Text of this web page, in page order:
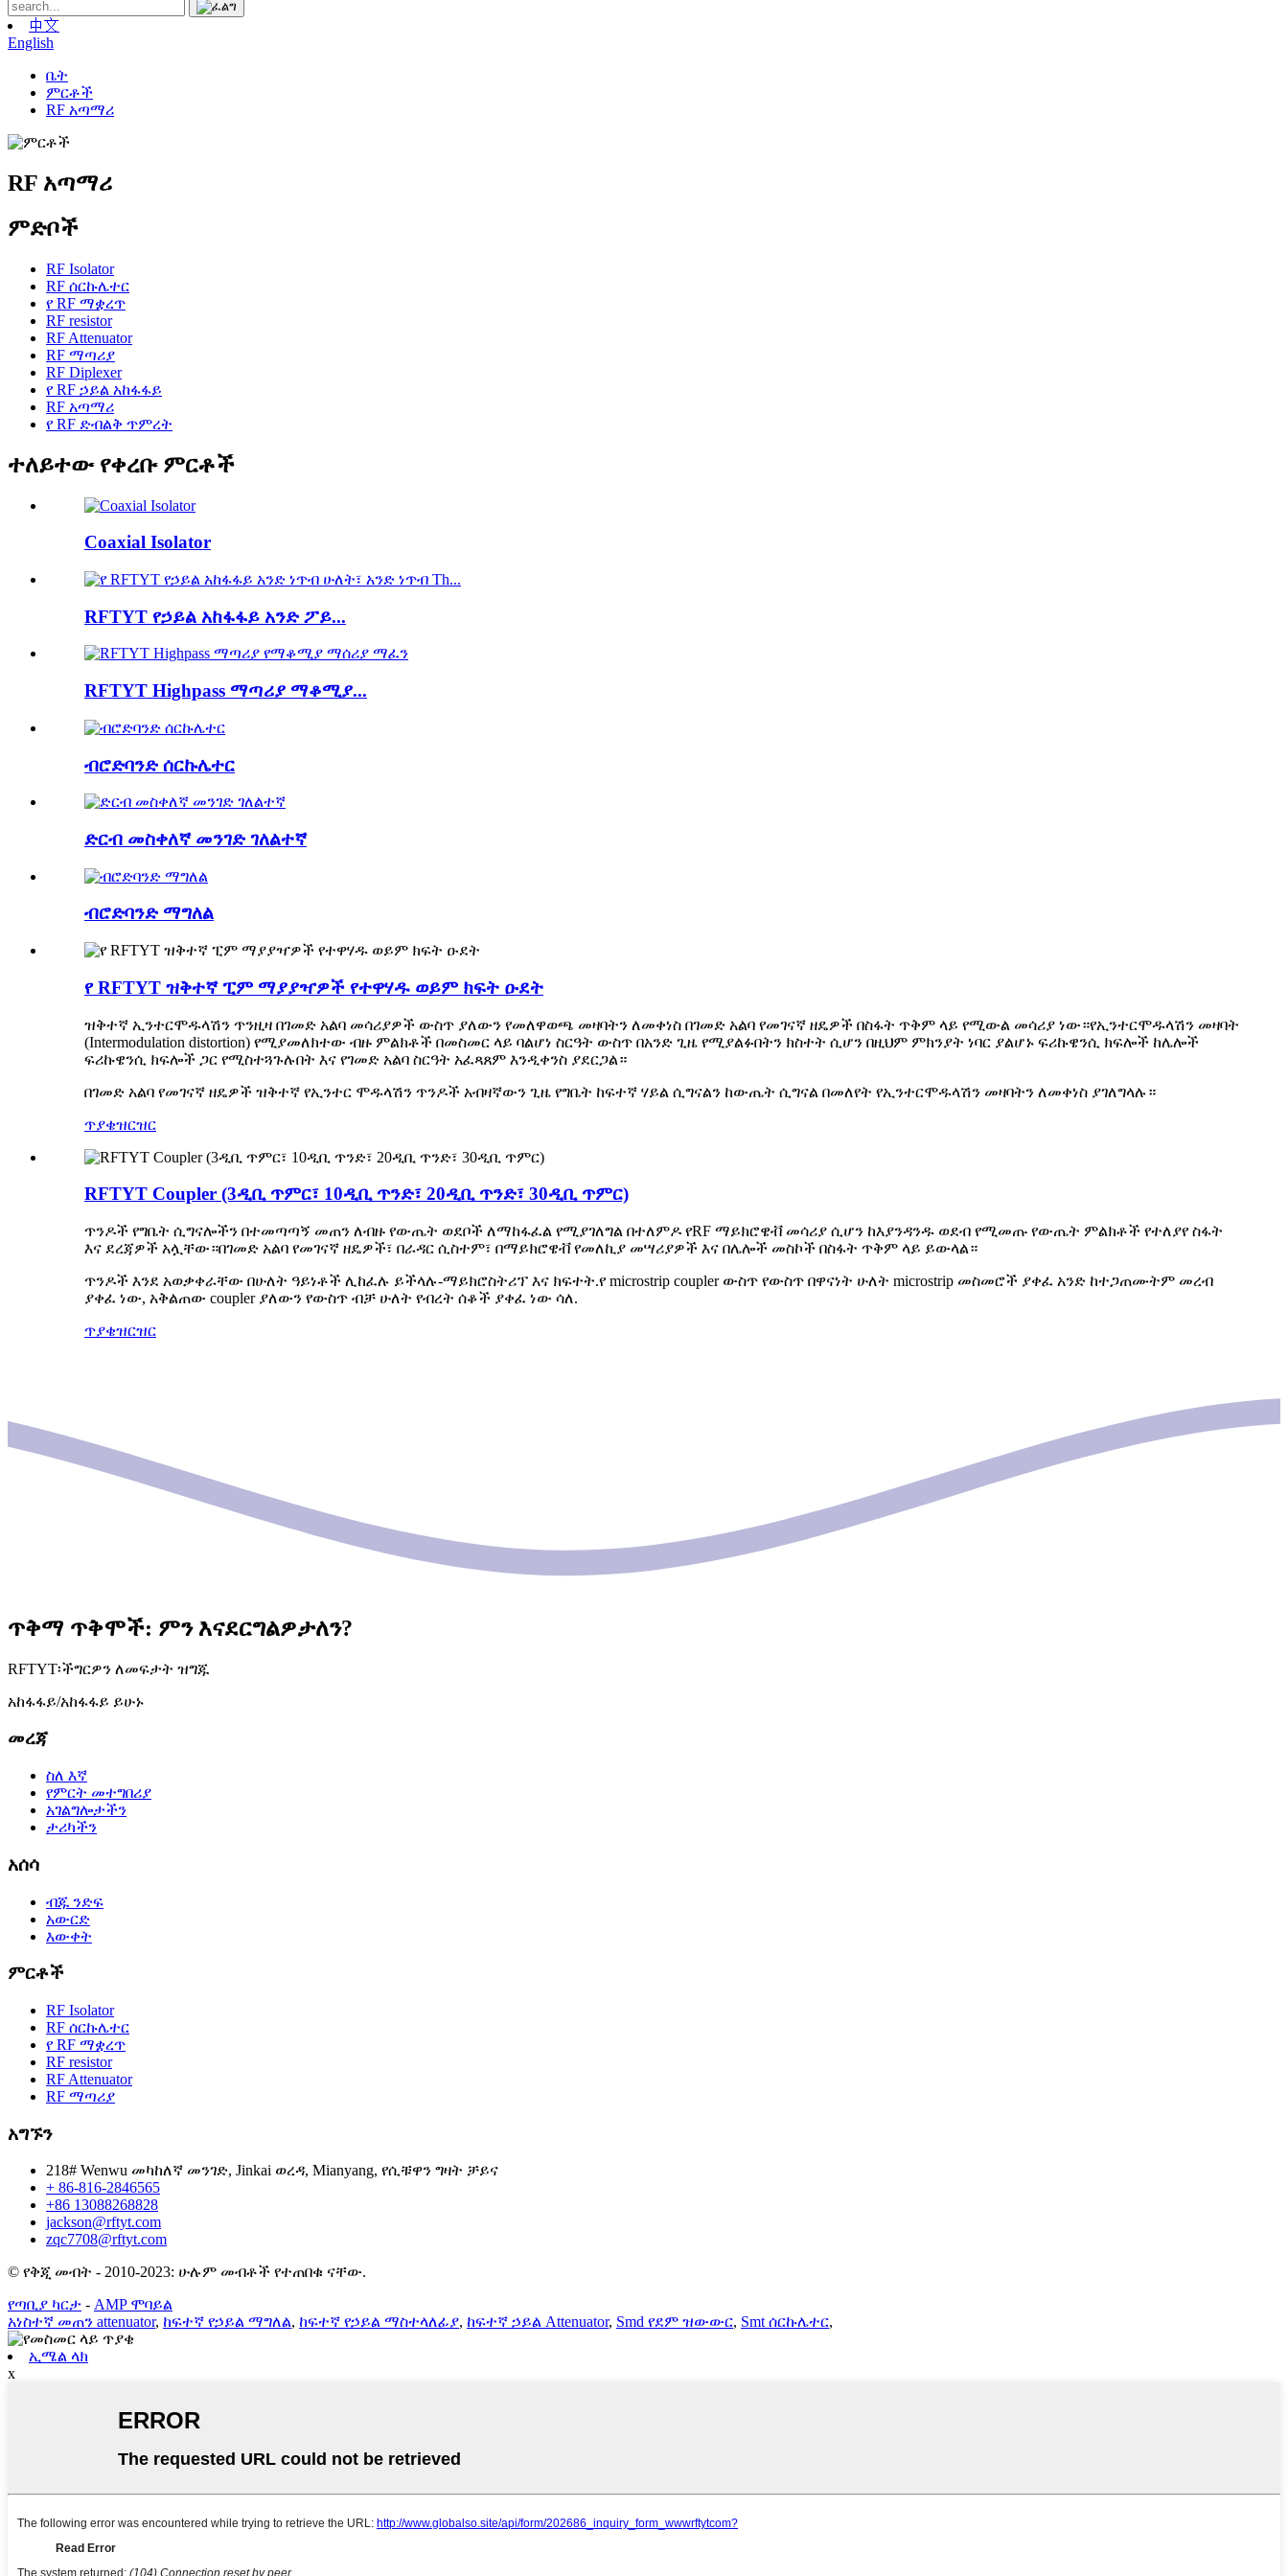
中文
English
ቤት
ምርቶች
RF አጣማሪ
RF አጣማሪ
ምድቦች
RF Isolator
RF ሰርኩሌተር
የ RF ማቋረጥ
RF resistor
RF Attenuator
RF ማጣሪያ
RF Diplexer
የ RF ኃይል አከፋፋይ
RF አጣማሪ
የ RF ድብልቅ ጥምረት
ተለይተው የቀረቡ ምርቶች
Coaxial Isolator
RFTYT የኃይል አከፋፋይ አንድ ፖይ...
RFTYT Highpass ማጣሪያ ማቆሚያ...
ብሮድባንድ ሰርኩሌተር
ድርብ መስቀለኛ መንገድ ገለልተኛ
ብሮድባንድ ማግለል
የ RFTYT ዝቅተኛ ፒም ማያያዣዎች የተዋሃዱ ወይም ክፍት ዑደት
ዝቅተኛ ኢንተርሞዱላሽን ጥንዚዛ በገመድ አልባ መሳሪያዎች ውስጥ ያለውን የመለዋወጫ መዛባትን ለመቀነስ በገመድ አልባ የመገናኛ ዘዴዎች በስፋት ጥቅም ላይ የሚውል መሳሪያ ነው።የኢንተርሞዱላሽን መዛባት
(Intermodulation distortion) የሚያመለክተው ብዙ ምልክቶች በመስመር ላይ ባልሆነ ስርዓት ውስጥ በአንድ ጊዜ የሚያልፉበትን ክስተት ሲሆን በዚህም ምክንያት ነባር ያልሆኑ ፍሪኩዌንሲ ክፍሎች ከሌሎች
ፍሪኩዌንሲ ክፍሎች ጋር የሚስተጓጉሉበት እና የገመድ አልባ ስርዓት አፈጻጸም እንዲቀንስ ያደርጋል።
በገመድ አልባ የመገናኛ ዘዴዎች ዝቅተኛ የኢንተር ሞዱላሽን ጥንዶች አብዛኛውን ጊዜ የግቤት ከፍተኛ ሃይል ሲግናልን ከውጤት ሲግናል በመለየት የኢንተርሞዱላሽን መዛባትን ለመቀነስ ያገለግላሉ።
ጥያቄዝርዝር
RFTYT Coupler (3ዲቢ ጥምር፣ 10ዲቢ ጥንድ፣ 20ዲቢ ጥንድ፣ 30ዲቢ ጥምር)
ጥንዶች የግቤት ሲግናሎችን በተመጣጣኝ መጠን ለብዙ የውጤት ወደቦች ለማከፋፈል የሚያገለግል በተለምዶ የRF ማይክሮዌቭ መሳሪያ ሲሆን ከእያንዳንዱ ወደብ የሚመጡ የውጤት ምልክቶች የተለያየ ስፋት
እና ደረጃዎች አሏቸው።በገመድ አልባ የመገናኛ ዘዴዎች፣ በራዳር ሲስተም፣ በማይክሮዌቭ የመለኪያ መሣሪያዎች እና በሌሎች መስኮች በስፋት ጥቅም ላይ ይውላል።
ጥንዶች እንደ አወቃቀራቸው በሁለት ዓይነቶች ሊከፈሉ ይችላሉ-ማይክሮስትሪፕ እና ክፍተት.የ microstrip coupler ውስጥ የውስጥ በዋናነት ሁለት microstrip መስመሮች ያቀፈ አንድ ከተጋጠሙትም መረብ
ያቀፈ ነው, አቅልጠው coupler ያለውን የውስጥ ብቻ ሁለት የብረት ሰቆች ያቀፈ ነው ሳለ.
ጥያቄዝርዝር
ጥቅማ ጥቅሞች: ምን እናደርግልዎታለን?
RFTYT፡ችግርዎን ለመፍታት ዝግጁ
አከፋፋይ/አከፋፋይ ይሁኑ
መረጃ
ስለ እኛ
የምርት መተግበሪያ
አገልግሎታችን
ታሪካችን
አሰሳ
ብጁ ንድፍ
አውርድ
እውቀት
ምርቶች
RF Isolator
RF ሰርኩሌተር
የ RF ማቋረጥ
RF resistor
RF Attenuator
RF ማጣሪያ
አግኙን
218# Wenwu መካከለኛ መንገድ, Jinkai ወረዳ, Mianyang, የሲቹዋን ግዛት ቻይና
+ 86-816-2846565
+86 13088268828
jackson@rftyt.com
zqc7708@rftyt.com
© የቅጂ መብት - 2010-2023: ሁሉም መብቶች የተጠበቁ ናቸው.
የጣቢያ ካርታ - AMP ሞባይል
አነስተኛ መጠን attenuator, ከፍተኛ የኃይል ማግለል, ከፍተኛ የኃይል ማስተላለፊያ, ከፍተኛ ኃይል Attenuator, Smd የደም ዝውውር, Smt ሰርኩሌተር,
ኢሜል ላክ
x